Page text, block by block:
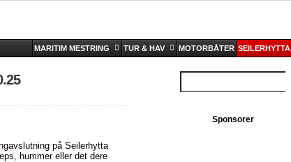
MARITIM MESTRING TUR & HAV MOTORBÅTER SEILERHYTTA
på Seilerhytta
hummer eller det dere
Sponsorer